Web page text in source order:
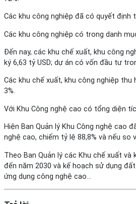
Các khu công nghiệp đã có quyết định
Các khu công nghiệp có trong danh
Đến nay, các khu chế xuất, khu công
ký 6,63 tỷ USD; dự án có vốn đầu tư
Các khu chế xuất, khu công nghiệp
3%.
Với Khu Công nghệ cao có tổng diện
Hiện Ban Quản lý Khu Công nghệ
nghệ cao, chiếm tỷ lệ 88,8% và nếu
Theo Ban Quản lý các Khu chế xuất
đến năm 2030 và kế hoạch sử dụng
ứng dụng công nghệ cao…